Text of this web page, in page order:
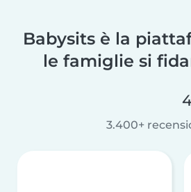
Babysits è la
le famiglie si
3.400+